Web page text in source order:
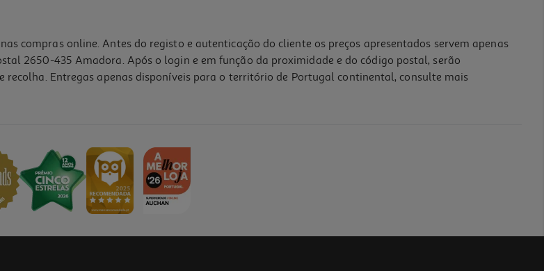
compras online. Antes do registo e autenticação do cliente os preços apresentados servem apenas
2650-435 Amadora. Após o login e em função da proximidade e do código postal, serão
recolha. Entregas apenas disponíveis para o território de Portugal continental, consulte mais